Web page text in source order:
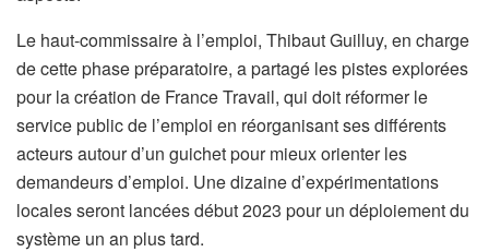
Le haut-commissaire à l’emploi, Thibaut Guilluy, en charge
de cette phase préparatoire, a partagé les pistes explorées
pour la création de France Travail, qui doit réformer le
service public de l’emploi en réorganisant ses différents
acteurs autour d’un guichet pour mieux orienter les
demandeurs d’emploi. Une dizaine d’expérimentations
locales seront lancées début 2023 pour un déploiement du
système un an plus tard.